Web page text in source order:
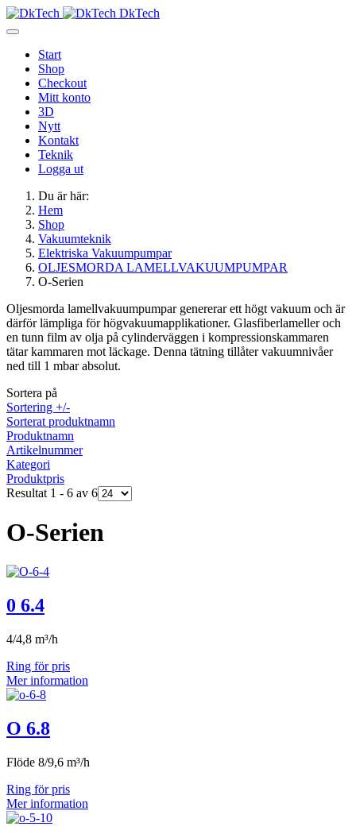
DkTech
Start
Shop
Checkout
Mitt konto
3D
Nytt
Kontakt
Teknik
Logga ut
Du är här:
Hem
Shop
Vakuumteknik
Elektriska Vakuumpumpar
OLJESMORDA LAMELLVAKUUMPUMPAR
O-Serien
Oljesmorda lamellvakuumpumpar genererar ett högt vakuum och är
därför lämpliga för högvakuumapplikationer. Glasfiberlameller och
en tunn film av olja på cylinderväggen i kompressionskammaren
tätar kammaren mot läckage. Denna tätning tillåter vakuumnivåer
ned till 1 mbar absolut.
Sortera på
Sortering +/-
Sorterat produktnamn
Produktnamn
Artikelnummer
Kategori
Produktpris
Resultat 1 - 6 av 6
O-Serien
0 6.4
4/4,8 m³/h
Ring för pris
Mer information
O 6.8
Flöde 8/9,6 m³/h
Ring för pris
Mer information